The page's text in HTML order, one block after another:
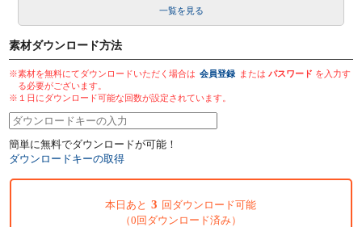
一覧を見る
素材ダウンロード方法
※素材を無料にてダウンロードいただく場合は 会員登録 またはパスワード を入力す
る必要がございます。
※１日にダウンロード可能な回数が設定されています。
簡単に無料でダウンロードが可能！
ダウンロードキーの取得
本日あと 3 回ダウンロード可能
（0回ダウンロード済み）